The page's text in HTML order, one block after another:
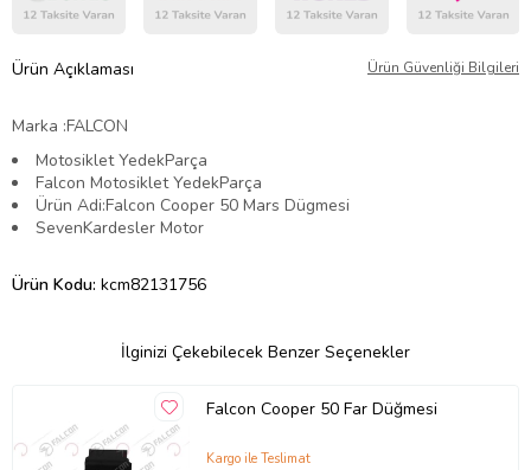
Ürün Açıklaması Ürün Güvenliği Bilgileri
Marka :FALCON
Motosiklet YedekParça
Falcon Motosiklet YedekParça
Ürün Adi:Falcon Cooper 50 Mars Dügmesi
SevenKardesler Motor
Ürün Kodu: kcm82131756
İlginizi Çekebilecek Benzer Seçenekler
Falcon Cooper 50 Far Düğmesi
Kargo ile Teslimat